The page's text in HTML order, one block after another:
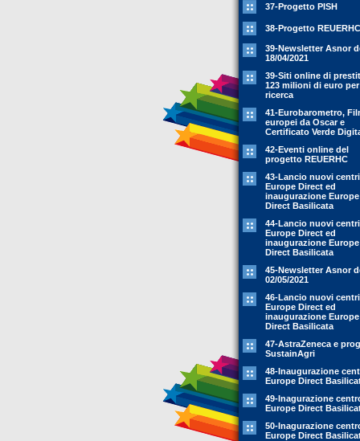
37-Progetto PISH
38-Progetto REUERHC
39-Newsletter Asnor
18/04/2021
39-Siti online di
123 milioni di euro
ricerca
41-Eurobarometro,
europei da Oscar e
Certificato Verde
42-Eventi online del
progetto REUERHC
43-Lancio nuovi centri
Europe Direct ed
inaugurazione Europe
Direct Basilicata
44-Lancio nuovi centri
Europe Direct ed
inaugurazione Europe
Direct Basilicata
45-Newsletter Asnor
02/05/2021
46-Lancio nuovi centri
Europe Direct ed
inaugurazione Europe
Direct Basilicata
47-AstraZeneca e
SustainAgri
48-Inaugurazione
Europe Direct
49-Inagurazione
Europe Direct
50-Inagurazione
Europe Direct